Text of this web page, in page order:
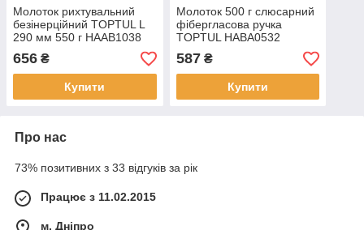
Молоток рихтувальний
безінерційний TOPTUL L
290 мм 550 г HAAB1038
656 ₴
Купити
Молоток 500 г слюсарний
фібергласова ручка
TOPTUL HABA0532
587₴
Купити
Про нас
73% позитивних з 33 відгуків за рік
Працює з 11.02.2015
м. Дніпро